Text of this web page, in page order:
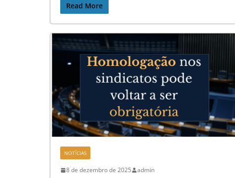
Read More
NOTÍCIAS
8 de dezembro de 2025 admin